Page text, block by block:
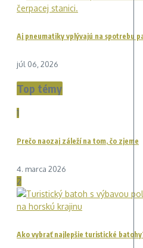
Aj pneumatiky vplývajú na spotrebu
júl 06, 2026
Top témy
1
Prečo naozaj záleží na tom, čo zjeme
4. marca 2026
2
Ako vybrať najlepšie turistické